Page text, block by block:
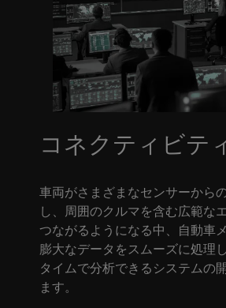
コネクティビテ
車両がさまざまなセンサーから
し、周囲のクルマを含む広範な
つながるようになる中、自動車
膨大なデータをスムーズに処理
タイムで分析できるシステムの
ます。